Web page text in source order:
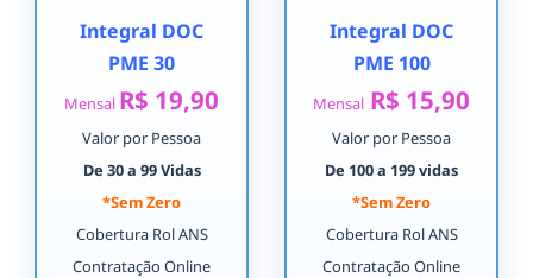
Integral DOC
PME 30
Mensal R$ 19,90
Valor por Pessoa
De 30 a 99 Vidas
*Sem Zero
Cobertura Rol ANS
Contratação Online
Integral DOC
PME 100
Mensal R$ 15,90
Valor por Pessoa
De 100 a 199 vidas
*Sem Zero
Cobertura Rol ANS
Contratação Online